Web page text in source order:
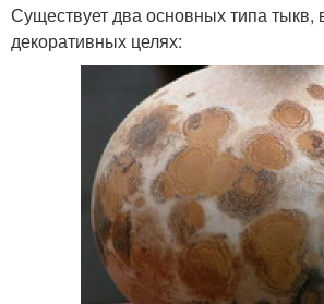
Существует два основных типа
декоративных целях: